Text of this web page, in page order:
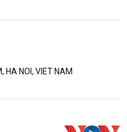
HA NOI, VIET NAM